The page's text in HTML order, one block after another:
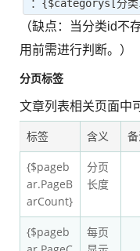
：{$categorys[分
（缺点：当分类id不
用前需进行判断。）
分页标签
文章列表相关页面中
标签 含义
{$pageb
ar.PageB
arCount}
分页
长度
{$pageb
每页